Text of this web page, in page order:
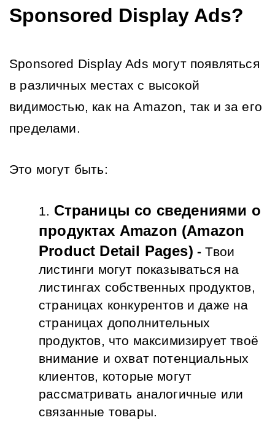
Sponsored Display Ads?
Sponsored Display Ads могут появляться
в различных местах с высокой
видимостью, как на Amazon, так и за его
пределами.
Это могут быть:
Страницы со сведениями о
продуктах Amazon (Amazon
Product Detail Pages) - Твои
листинги могут показываться на
листингах собственных продуктов,
страницах конкурентов и даже на
страницах дополнительных
продуктов, что максимизирует твоё
внимание и охват потенциальных
клиентов, которые могут
рассматривать аналогичные или
связанные товары.